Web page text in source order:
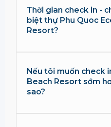
Thời gian check in -
biệt thự Phu Quoc
Resort?
Nếu tôi muốn check
Beach Resort sớm
sao?